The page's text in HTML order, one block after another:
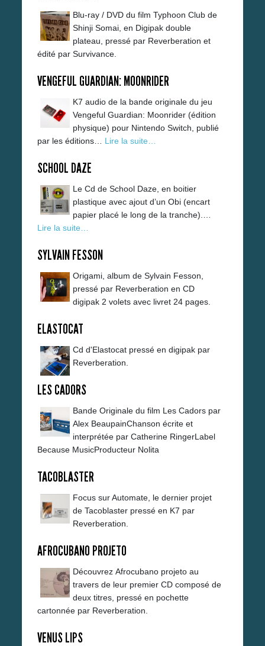
Blu-ray / DVD du film Typhoon Club de
Shinji Somai, en Digipak double
plateau, pressé par Reverberation et
édité par Survivance.
VENGEFUL GUARDIAN: MOONRIDER
K7 audio de la bande originale du jeu
Vengeful Guardian: Moonrider (édition
physique) pour Nintendo Switch, publié
par les éditions… Lire la suite…
SCHOOL DAZE
Le Cd de School Daze, en boitier
plastique avec ajout d’un Obi (encart
papier placé le long de la tranche).…
Lire la suite…
SYLVAIN FESSON
Origami, album de Sylvain Fesson,
pressé par Reverberation en CD
digipak 2 volets avec livret 24 pages.
ELASTOCAT
Cd d'Elastocat pressé en digipak par
Reverberation.
LES CADORS
Bande Originale du film Les Cadors par
Alex BeaupainChanson écrite et
interprétée par Catherine RingerLabel
Because MusicProducteur Nolita
TACOBLASTER
Focus sur Automate, le dernier projet
de Tacoblaster pressé en K7 par
Reverberation.
AFROCUBANO PROJETO
Découvrez Afrocubano projeto au
travers de leur premier CD composé de
deux titres, pressé en pochette
cartonnée par Reverberation.
VENUS LIPS